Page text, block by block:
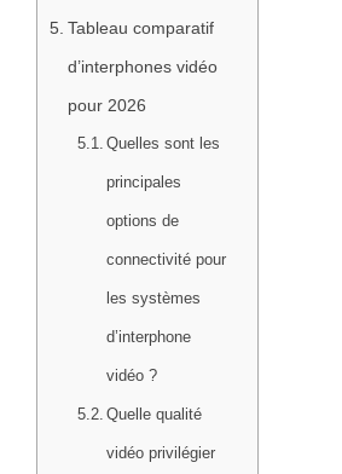
Tableau comparatif
d’interphones vidéo
pour 2026
Quelles sont les
principales
options de
connectivité pour
les systèmes
d’interphone
vidéo ?
Quelle qualité
vidéo privilégier